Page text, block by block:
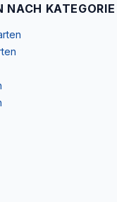
NACH KATEGORIE